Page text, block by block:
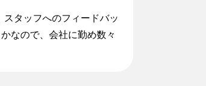
タッフへのフィードバッ
なので、会社に勤め数々